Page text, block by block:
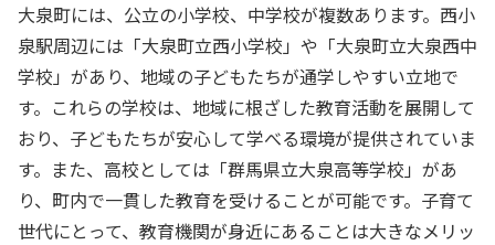
大泉町には、公立の小学校、中学校が複数あります。西小
泉駅周辺には「大泉町立西小学校」や「大泉町立大泉西中
学校」があり、地域の子どもたちが通学しやすい立地で
す。これらの学校は、地域に根ざした教育活動を展開して
おり、子どもたちが安心して学べる環境が提供されていま
す。また、高校としては「群馬県立大泉高等学校」があ
り、町内で一貫した教育を受けることが可能です。子育て
世代にとって、教育機関が身近にあることは大きなメリッ